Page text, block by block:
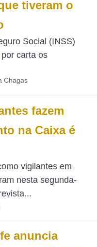
tiveram o
Social (INSS)
carta os
Chagas
fazem
na Caixa é
vigilantes em
nesta segunda-
anuncia